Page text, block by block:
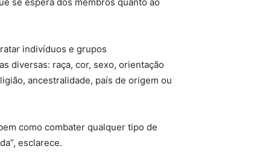
indivíduos e grupos
diversas: raça, cor, sexo, orientação
ancestralidade, país de origem ou
como combater qualquer tipo de
esclarece.